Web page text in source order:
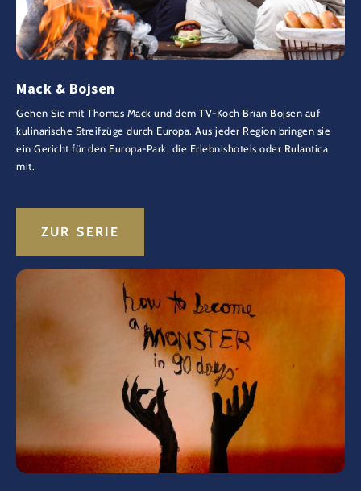
Mack & Bojsen
Gehen Sie mit Thomas Mack und dem TV-Koch Brian Bojsen auf
kulinarische Streifzüge durch Europa. Aus jeder Region bringen sie
ein Gericht für den Europa-Park, die Erlebnishotels oder Rulantica
mit.
ZUR SERIE